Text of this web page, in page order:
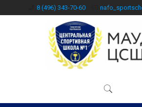
8 (496) 343-70-60